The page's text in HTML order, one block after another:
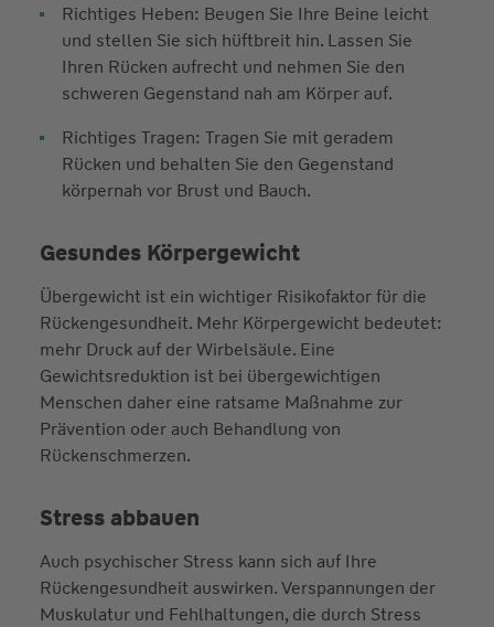
Richtiges Heben: Beugen Sie Ihre Beine leicht
und stellen Sie sich hüftbreit hin. Lassen Sie
Ihren Rücken aufrecht und nehmen Sie den
schweren Gegenstand nah am Körper auf.
Richtiges Tragen: Tragen Sie mit geradem
Rücken und behalten Sie den Gegenstand
körpernah vor Brust und Bauch.
Gesundes Körpergewicht
Übergewicht ist ein wichtiger Risikofaktor für die
Rückengesundheit. Mehr Körpergewicht bedeutet:
mehr Druck auf der Wirbelsäule. Eine
Gewichtsreduktion ist bei übergewichtigen
Menschen daher eine ratsame Maßnahme zur
Prävention oder auch Behandlung von
Rückenschmerzen.
Stress abbauen
Auch psychischer Stress kann sich auf Ihre
Rückengesundheit auswirken. Verspannungen der
Muskulatur und Fehlhaltungen, die durch Stress